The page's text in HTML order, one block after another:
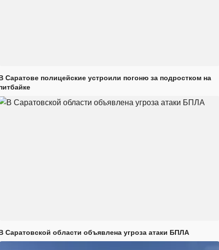
Саратове полицейские устроили погоню за подростком на
Саратовской области объявлена угроза атаки БПЛА